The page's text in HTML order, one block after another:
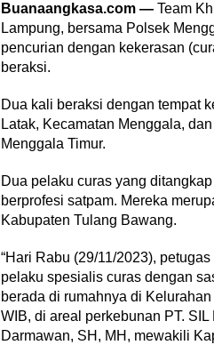
Buanaangkasa.com — Team
Lampung, bersama Polsek
pencurian dengan kekerasan
beraksi.
Dua kali beraksi dengan tempat
Latak, Kecamatan Menggala,
Menggala Timur.
Dua pelaku curas yang
berprofesi satpam. Mereka
Kabupaten Tulang Bawang.
“Hari Rabu (29/11/2023),
pelaku spesialis curas dengan
berada di rumahnya di
WIB, di areal perkebunan PT.
Darmawan, SH, MH, mewakili